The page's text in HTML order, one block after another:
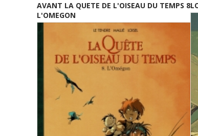
AVANT LA QUETE DE L'OISEAU DU TEMPS 8
L'OMEGON